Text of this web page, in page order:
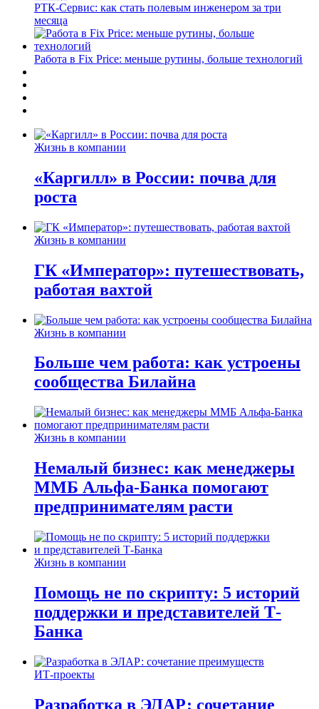
РТК-Сервис: как стать полевым инженером за три
месяца
Работа в Fix Price: меньше рутины, больше технологий
Жизнь в компании
«Каргилл» в России: почва для
роста
Жизнь в компании
ГК «Император»: путешествовать,
работая вахтой
Жизнь в компании
Больше чем работа: как устроены
сообщества Билайна
Жизнь в компании
Немалый бизнес: как менеджеры
ММБ Альфа-Банка помогают
предпринимателям расти
Жизнь в компании
Помощь не по скрипту: 5 историй
поддержки и представителей Т-
Банка
ИТ-проекты
Разработка в ЭЛАР: сочетание